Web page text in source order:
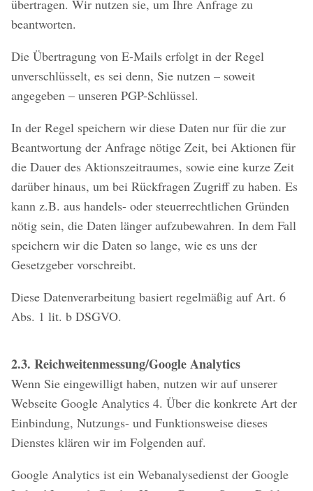
übertragen. Wir nutzen sie, um Ihre Anfrage zu
beantworten.
Die Übertragung von E-Mails erfolgt in der Regel
unverschlüsselt, es sei denn, Sie nutzen – soweit
angegeben – unseren PGP-Schlüssel.
In der Regel speichern wir diese Daten nur für die zur
Beantwortung der Anfrage nötige Zeit, bei Aktionen für
die Dauer des Aktionszeitraumes, sowie eine kurze Zeit
darüber hinaus, um bei Rückfragen Zugriff zu haben. Es
kann z.B. aus handels- oder steuerrechtlichen Gründen
nötig sein, die Daten länger aufzubewahren. In dem Fall
speichern wir die Daten so lange, wie es uns der
Gesetzgeber vorschreibt.
Diese Datenverarbeitung basiert regelmäßig auf Art. 6
Abs. 1 lit. b DSGVO.
2.3. Reichweitenmessung/Google Analytics
Wenn Sie eingewilligt haben, nutzen wir auf unserer
Webseite Google Analytics 4. Über die konkrete Art der
Einbindung, Nutzungs- und Funktionsweise dieses
Dienstes klären wir im Folgenden auf.
Google Analytics ist ein Webanalysedienst der Google